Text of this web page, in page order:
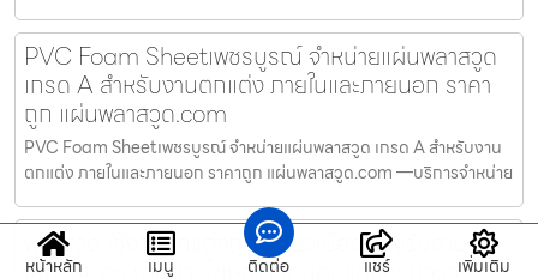
PVC Foam Sheetเพชรบูรณ์ จำหน่ายแผ่นพลาสวูด
เกรด A สำหรับงานตกแต่ง ภายในและภายนอก ราคา
ถูก แผ่นพลาสวูด.com
PVC Foam Sheetเพชรบูรณ์ จำหน่ายแผ่นพลาสวูด เกรด A สำหรับงาน
ตกแต่ง ภายในและภายนอก ราคาถูก แผ่นพลาสวูด.com —บริการจำหน่าย
พลาสวูด ใช้งานตกแต่งถนนเลี่ยงเมือง รองรับงาน
หน้าหลัก เมนู ติดต่อ แชร์ เพิ่มเติม